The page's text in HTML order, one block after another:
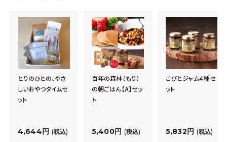
とりのひとの、やさ
しいおやつタイムセ
ット
4,644 税込
百年の森林（もり）
の朝ごはん【A】セッ
ト
5,400 税込
こびとジャム４種セ
ット
5,832 税込